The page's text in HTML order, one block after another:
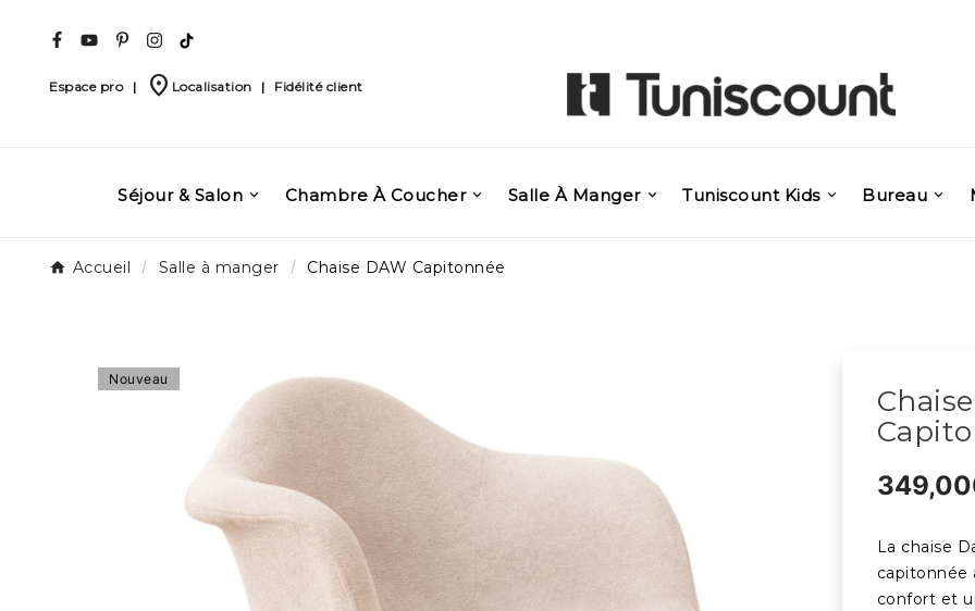
Espace pro | place Localisation | Fidélité client
Séjour & Salon Chambre À Coucher Salle À Manger Tuniscount Kids Bureau
Accueil Salle à manger Chaise DAW Capitonnée
Nouveau
La chaise
capitonnée
confort et